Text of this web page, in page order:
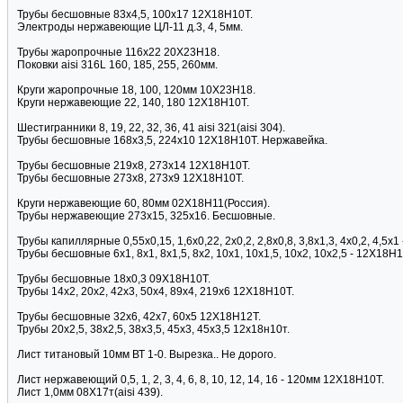
Трубы бесшовные 83х4,5, 100х17 12Х18Н10Т.
Электроды нержавеющие ЦЛ-11 д.3, 4, 5мм.
Трубы жаропрочные 116х22 20Х23Н18.
Поковки aisi 316L 160, 185, 255, 260мм.
Круги жаропрочные 18, 100, 120мм 10Х23Н18.
Круги нержавеющие 22, 140, 180 12Х18Н10Т.
Шестигранники 8, 19, 22, 32, 36, 41 aisi 321(aisi 304).
Трубы бесшовные 168х3,5, 224х10 12Х18Н10Т. Нержавейка.
Трубы бесшовные 219х8, 273х14 12Х18Н10Т.
Трубы бесшовные 273х8, 273х9 12Х18Н10Т.
Круги нержавеющие 60, 80мм 02Х18Н11(Россия).
Трубы нержавеющие 273х15, 325х16. Бесшовные.
Трубы капиллярные 0,55х0,15, 1,6х0,22, 2х0,2, 2,8х0,8, 3,8х1,3, 4х0,2,
Трубы бесшовные 6х1, 8х1, 8х1,5, 8х2, 10х1, 10х1,5, 10х2, 10х2,5 -
Трубы бесшовные 18х0,3 09Х18Н10Т.
Трубы 14х2, 20х2, 42х3, 50х4, 89х4, 219х6 12Х18Н10Т.
Трубы бесшовные 32х6, 42х7, 60х5 12Х18Н12Т.
Трубы 20х2,5, 38х2,5, 38х3,5, 45х3, 45х3,5 12х18н10т.
Лист титановый 10мм ВТ 1-0. Вырезка.. Не дорого.
Лист нержавеющий 0,5, 1, 2, 3, 4, 6, 8, 10, 12, 14, 16 - 120мм 12Х18Н10Т.
Лист 1,0мм 08Х17т(aisi 439).